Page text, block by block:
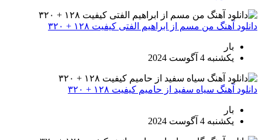
دانلود آهنگ من مسم از ابراهیم الفتی کیفیت ۱۲۸ + ۳۲۰
بار
یکشنبه 4 آگوست 2024
دانلود آهنگ سیاه سفید از حامیم کیفیت ۱۲۸ + ۳۲۰
بار
یکشنبه 4 آگوست 2024